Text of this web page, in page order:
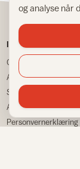
IFI
Om IFI
Ansatte
Samarbeidspartnere
Annonsere
Personvernerklæring
og analyse når